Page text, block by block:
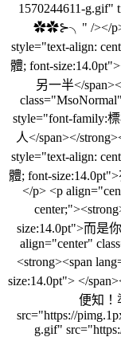
1570244611-
✿✿⊱╮" /></p>
style="text-align:
體; font-
另一半</
style="font-family:
人</span></
style="text-align:
體; font-
</p> <p
size:14.0pt">而是
align="center"
<strong><span
size:14.0pt"> </
便知
src="https://
g.gif"